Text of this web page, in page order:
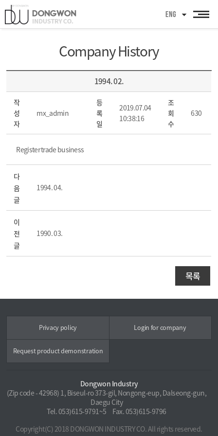
ENG
Company History
1994. 02.
작
성
자
mx_admin
등
록
일
2019.07.04
10:38:16
조
회
수
630
Register trade business
다
음
글
1994. 04.
이
전
글
1990. 03.
목록
Privacy policy Login for company
Request product demonstration
Dongwon Industry
(Zip code - 42968) 1, Biseul-ro 373-gil, Nongong-eup, Dalseong-gun,
Daegu City
Tel. 053)615-9791~5
Fax. 053)615-9796
Copyright(C) 2018 DONGWON INDUSTRY CO. All rights reserved.